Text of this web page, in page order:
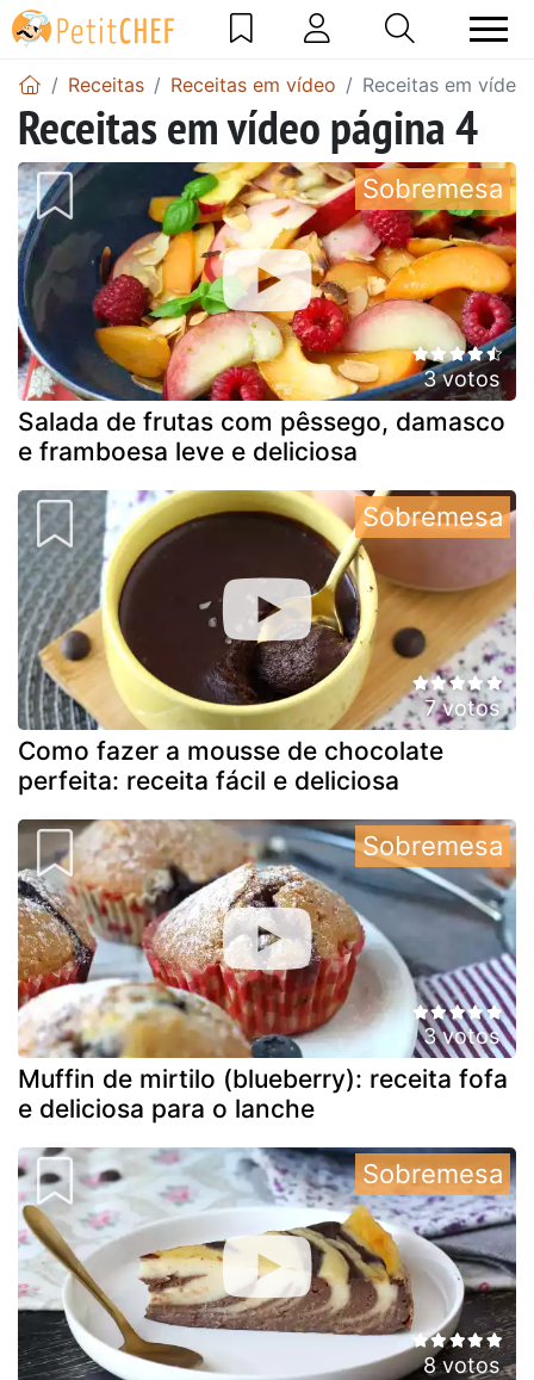
Receitas Receitas em vídeo Receitas em
Receitas em vídeo página 4
3 votos
Salada de frutas com pêssego, damasco
e framboesa leve e deliciosa
Sobremesa
7 votos
Como fazer a mousse de chocolate
perfeita: receita fácil e deliciosa
Sobremesa
3 votos
Muffin de mirtilo (blueberry): receita fofa
e deliciosa para o lanche
Sobremesa
8 votos
Sobremesa